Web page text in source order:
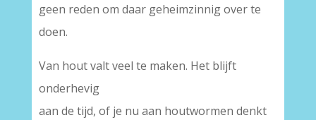
geen reden om daar geheimzinnig over te
doen.
Van hout valt veel te maken. Het blijft
onderhevig
aan de tijd, of je nu aan houtwormen denkt